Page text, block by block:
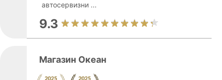
автосервизни ...
9.3
Магазин Океан